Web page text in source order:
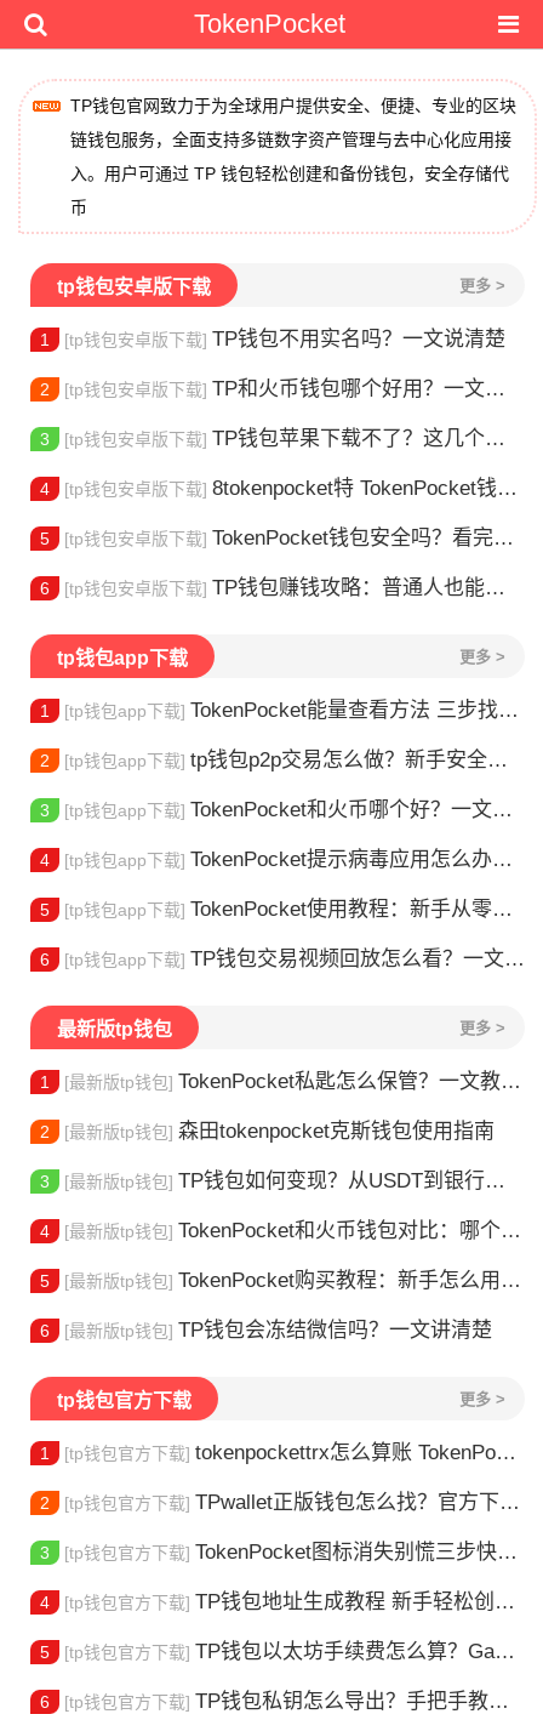
TokenPocket
TP钱包官网致力于为全球用户提供安全、便捷、专业的区块
链钱包服务，全面支持多链数字资产管理与去中心化应用接
入。用户可通过 TP 钱包轻松创建和备份钱包，安全存储代
币
tp钱包安卓版下载 更多 >
1 [tp钱包安卓版下载] TP钱包不用实名吗？一文说清楚
2 [tp钱包安卓版下载] TP和火币钱包哪个好用？一文帮你选对加密钱包
3 [tp钱包安卓版下载] TP钱包苹果下载不了？这几个原因你得知道
4 [tp钱包安卓版下载] 8tokenpocket特 TokenPocket钱包特色功能详解，新手老手都该知道
5 [tp钱包安卓版下载] TokenPocket钱包安全吗？看完这篇你就懂了
6 [tp钱包安卓版下载] TP钱包赚钱攻略：普通人也能做的几种方式
tp钱包app下载 更多 >
1 [tp钱包app下载] TokenPocket能量查看方法 三步找到TRX能量余额
2 [tp钱包app下载] tp钱包p2p交易怎么做？新手安全指南
3 [tp钱包app下载] TokenPocket和火币哪个好？一文帮你理清选择
4 [tp钱包app下载] TokenPocket提示病毒应用怎么办？原因全解析
5 [tp钱包app下载] TokenPocket使用教程：新手从零学会钱包操作
6 [tp钱包app下载] TP钱包交易视频回放怎么看？一文教你轻松找回
最新版tp钱包 更多 >
1 [最新版tp钱包] TokenPocket私匙怎么保管？一文教你守住钱包资产
2 [最新版tp钱包] 森田tokenpocket克斯钱包使用指南
3 [最新版tp钱包] TP钱包如何变现？从USDT到银行卡的完整攻略
4 [最新版tp钱包] TokenPocket和火币钱包对比：哪个更适合你？
5 [最新版tp钱包] TokenPocket购买教程：新手怎么用TP钱包买币
6 [最新版tp钱包] TP钱包会冻结微信吗？一文讲清楚
tp钱包官方下载 更多 >
1 [tp钱包官方下载] tokenpockettrx怎么算账 TokenPocket TRX钱包账单怎么算？查账全攻略
2 [tp钱包官方下载] TPwallet正版钱包怎么找？官方下载渠道全解析
3 [tp钱包官方下载] TokenPocket图标消失别慌三步快速找回你的钱包
4 [tp钱包官方下载] TP钱包地址生成教程 新手轻松创建钱包
5 [tp钱包官方下载] TP钱包以太坊手续费怎么算？Gas 费省钱全攻略
6 [tp钱包官方下载] TP钱包私钥怎么导出？手把手教你安全备份助记词